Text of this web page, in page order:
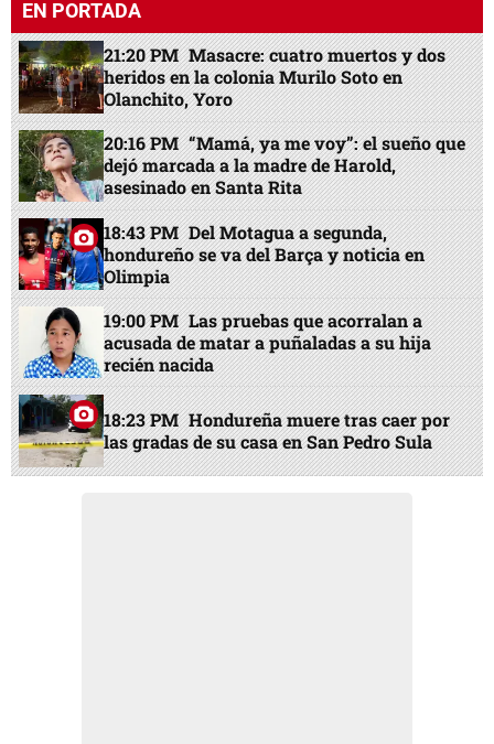
EN PORTADA
21:20 PM Masacre: cuatro muertos y dos
heridos en la colonia Murilo Soto en
Olanchito, Yoro
20:16 PM “Mamá, ya me voy”: el sueño que
dejó marcada a la madre de Harold,
asesinado en Santa Rita
18:43 PM Del Motagua a segunda,
hondureño se va del Barça y noticia en
Olimpia
19:00 PM Las pruebas que acorralan a
acusada de matar a puñaladas a su hija
recién nacida
18:23 PM Hondureña muere tras caer por
las gradas de su casa en San Pedro Sula